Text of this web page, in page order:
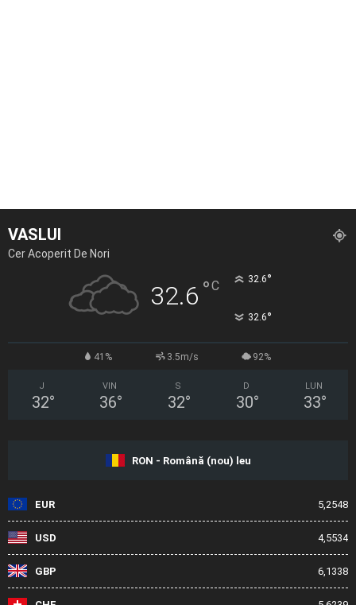
VASLUI
Cer Acoperit De Nori
32.6 °C 32.6°
32.6°
41% 3.5m/s 92%
J
32°
VIN
36°
S
32°
D
30°
LUN
33°
RON - Română (nou) leu
EUR 5,2548
USD 4,5534
GBP 6,1338